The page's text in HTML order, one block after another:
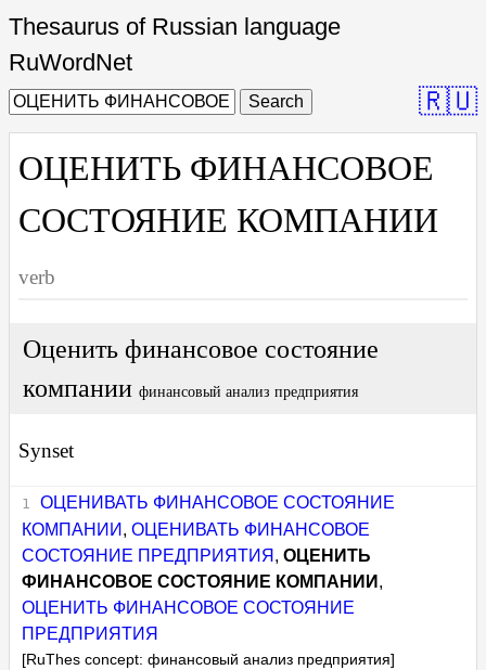
Thesaurus of Russian language
RuWordNet
Search 🇷🇺
ОЦЕНИТЬ ФИНАНСОВОЕ
СОСТОЯНИЕ КОМПАНИИ
verb
Оценить финансовое состояние
компании финансовый анализ предприятия
Synset
ОЦЕНИВАТЬ ФИНАНСОВОЕ СОСТОЯНИЕ
КОМПАНИИ ,ОЦЕНИВАТЬ ФИНАНСОВОЕ
СОСТОЯНИЕ ПРЕДПРИЯТИЯ ,ОЦЕНИТЬ
ФИНАНСОВОЕ СОСТОЯНИЕ КОМПАНИИ ,
ОЦЕНИТЬ ФИНАНСОВОЕ СОСТОЯНИЕ
ПРЕДПРИЯТИЯ
[RuThes concept: финансовый анализ предприятия]